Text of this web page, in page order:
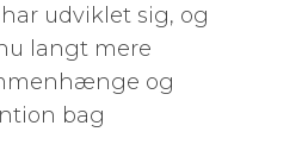
udviklet sig, og
langt mere
og
bag